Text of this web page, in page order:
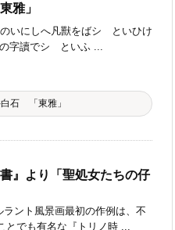
雅」
いにしへ凡獸をばシゝといひけ
字讀でシゝといふ ...
石 「東雅」
書』より「聖処女たちの仔
ラント風景画最初の作例は、不
とでも有名な『トリノ時 ...